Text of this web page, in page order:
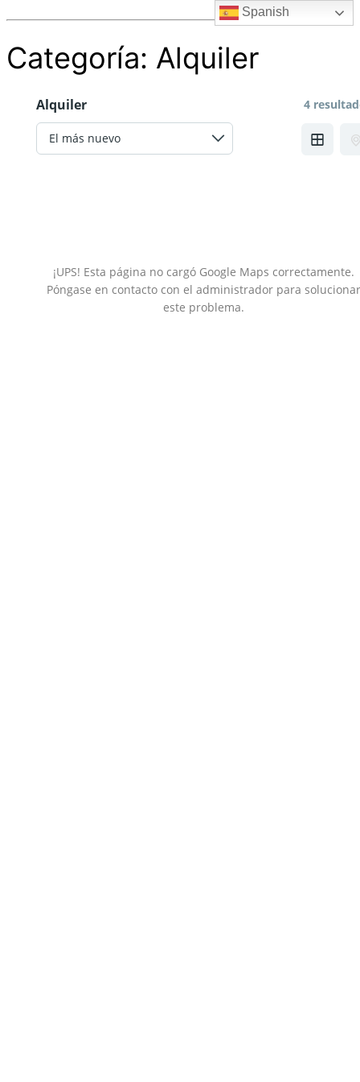
Categoría: Alquiler
Alquiler 4
¡UPS! Esta página no cargó Google Maps correctamente.
Póngase en contacto con el administrador para
este problema.
Spanish